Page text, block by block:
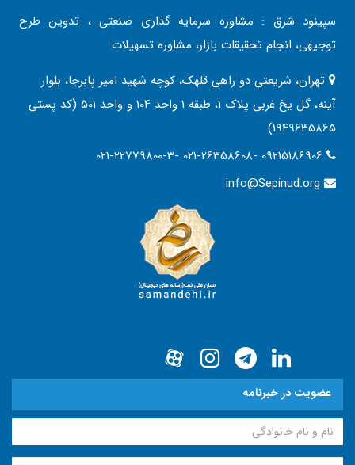
سپینود شرق : مشاوره سرمایه گذاری صنعتی ، تدوین طرح
توجیهی، انجام تحقیقات بازار، مشاوره تسهیلات
تهران، شریعتی دو راهی قلهک، کوچه شهید امیر پابرجا، بلوار
آینه، گل یخ غربی پلاک 1، طبقه 1 واحد 104 و واحد 501 (کد پستی
1949635865)
021-22779800-3- 021-26358608- 09215186906
info@Sepinud.org
عضویت در خبرنامه